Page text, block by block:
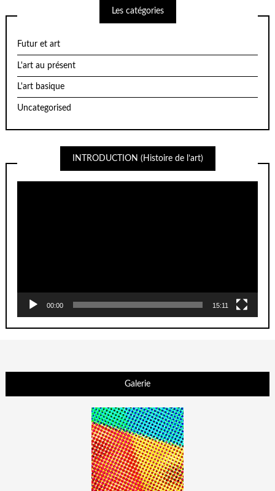
Les catégories
Futur et art
L'art au présent
L'art basique
Uncategorised
INTRODUCTION (Histoire de l’art)
00:00 15:11
Galerie